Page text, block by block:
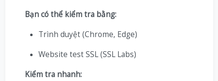
Bạn có thể kiểm tra bằng:
Trình duyệt (Chrome, Edge)
Website test SSL (SSL Labs)
Kiểm tra nhanh: